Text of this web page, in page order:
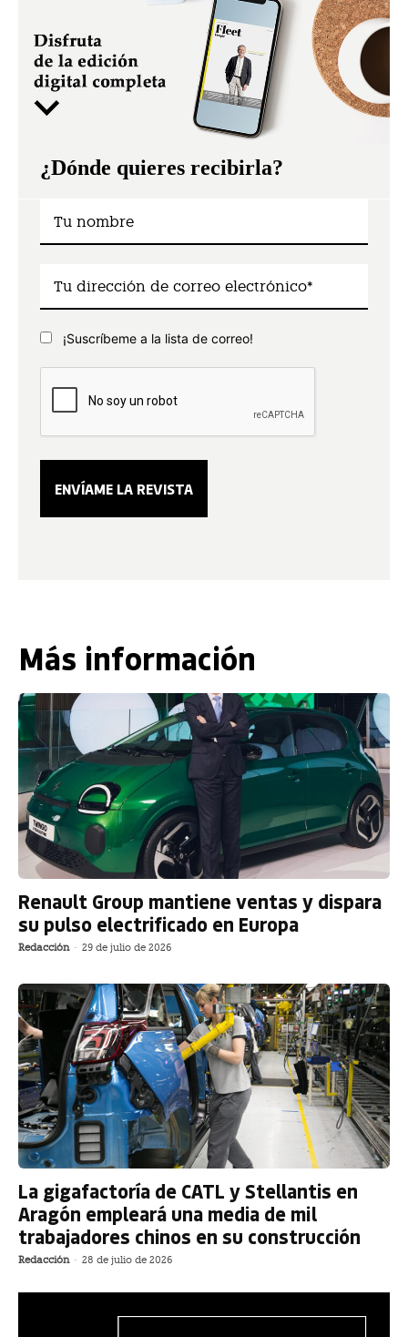
¿Dónde quieres recibirla?
¡Suscríbeme a la lista de correo!
Más información
Renault Group mantiene ventas y dispara
su pulso electrificado en Europa
Redacción - 29 de julio de 2026
La gigafactoría de CATL y Stellantis en
Aragón empleará una media de mil
trabajadores chinos en su construcción
Redacción - 28 de julio de 2026